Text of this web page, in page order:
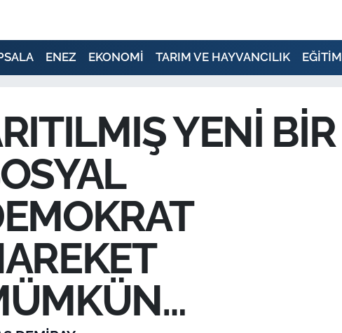
ENEZ EKONOMİ TARIM VE HAYVANCILIK EĞİTİM
YENİ BİR